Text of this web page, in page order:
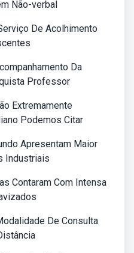
Não-verbal
De Acolhimento
Da
Professor
Extremamente
Podemos Citar
Apresentam Maior
Industriais
Contaram Com Intensa
De Consulta